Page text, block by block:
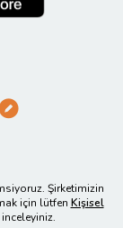
Şirketimizin
için lütfen Kişisel
inceleyiniz.